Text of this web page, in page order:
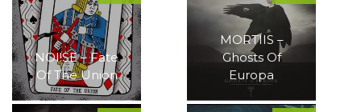
NOI!SE – Fate
Of The Union
MORTIIS –
Ghosts Of
Europa